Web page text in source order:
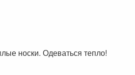
носки. Одеваться тепло!